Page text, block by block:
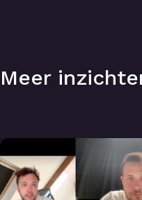
Meer
Lightning talks: